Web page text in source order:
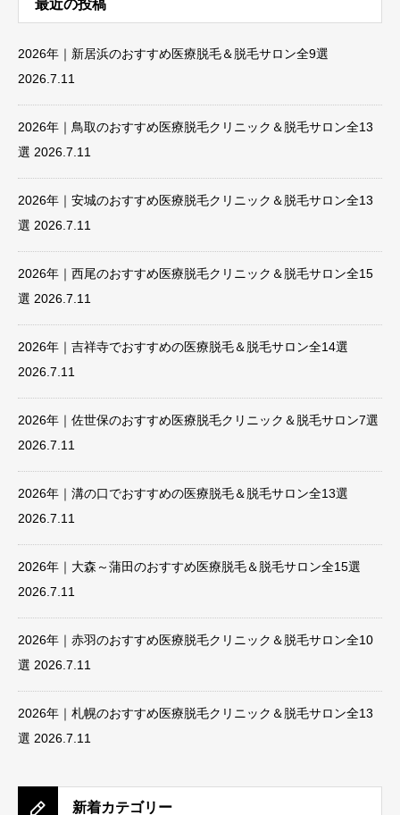
最近の投稿
2026年｜新居浜のおすすめ医療脱毛＆脱毛サロン全9選
2026.7.11
2026年｜鳥取のおすすめ医療脱毛クリニック＆脱毛サロン全13
選 2026.7.11
2026年｜安城のおすすめ医療脱毛クリニック＆脱毛サロン全13
選 2026.7.11
2026年｜西尾のおすすめ医療脱毛クリニック＆脱毛サロン全15
選 2026.7.11
2026年｜吉祥寺でおすすめの医療脱毛＆脱毛サロン全14選
2026.7.11
2026年｜佐世保のおすすめ医療脱毛クリニック＆脱毛サロン7選
2026.7.11
2026年｜溝の口でおすすめの医療脱毛＆脱毛サロン全13選
2026.7.11
2026年｜大森～蒲田のおすすめ医療脱毛＆脱毛サロン全15選
2026.7.11
2026年｜赤羽のおすすめ医療脱毛クリニック＆脱毛サロン全10
選 2026.7.11
2026年｜札幌のおすすめ医療脱毛クリニック＆脱毛サロン全13
選 2026.7.11
新着カテゴリー